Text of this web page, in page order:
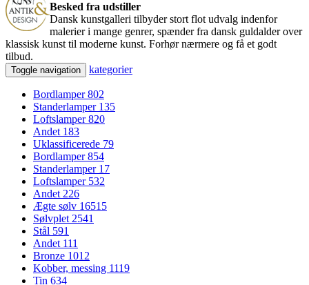
Besked fra udstiller
Dansk kunstgalleri tilbyder stort flot udvalg indenfor
malerier i mange genrer, spænder fra dansk guldalder over
klassisk kunst til moderne kunst. Forhør nærmere og få et godt
tilbud.
Toggle navigation kategorier
Bordlamper802
Standerlamper 135
Loftslamper820
Andet 183
Uklassificerede 79
Bordlamper854
Standerlamper 17
Loftslamper 532
Andet226
Ægte sølv 16515
Sølvplet2541
Stål 591
Andet 111
Bronze 1012
Kobber, messing 1119
Tin 634